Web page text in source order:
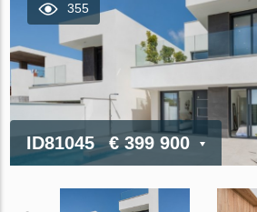
355
ID81045 € 399 900